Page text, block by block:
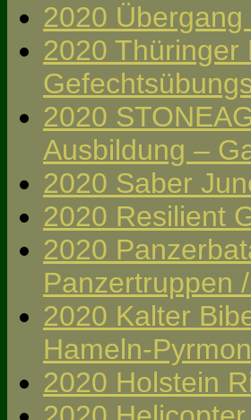
2020
2020 Thüringer
2020
Ausbildung –
2020 Saber
2020 Resilient
2020
Panzertruppen
2020 Kalter
Hameln-
2020 Holstein